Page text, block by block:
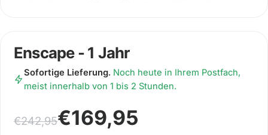
Enscape - 1 Jahr
Sofortige Lieferung. Noch heute in Ihrem Postfach,
meist innerhalb von 1 bis 2 Stunden.
€242,95
Ursprünglicher Preis war: €242,95
€169,95
Aktueller Preis ist: €169,95.